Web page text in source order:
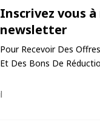
Inscrivez vous
newsletter
Pour Recevoir Des
Et Des Bons De